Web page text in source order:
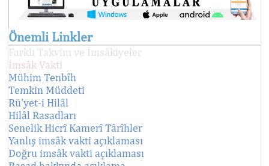
Önemli Linkler
Farklı Takvim ve İmsâkiyeler
İmsâk Vakti
Mühim Tenbîh
Temkin Müddeti
Rü'yet-i Hilâl
Hilâl Rasadları
Senelik Hicrî Kamerî Târîhler
Yanlış imsâk vakti açıklaması
Doğru imsâk vakti açıklaması